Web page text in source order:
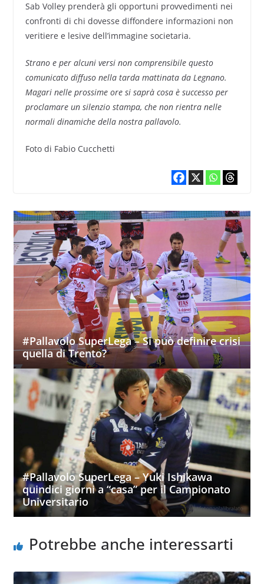
Sab Volley prenderà gli opportuni provvedimenti nei
confronti di chi dovesse diffondere informazioni non
veritiere e lesive dell’immagine societaria.
Strano e per alcuni versi non comprensibile questo
comunicato diffuso nella tarda mattinata da Legnano.
Magari nelle prossime ore si saprà cosa è successo per
proclamare un silenzio stampa, che non rientra nelle
normali dinamiche della nostra pallavolo.
Foto di Fabio Cucchetti
#Pallavolo SuperLega – Si può definire crisi
quella di Trento?
#Pallavolo SuperLega – Yuki Ishikawa
quindici giorni a “casa” per il Campionato
Universitario
Potrebbe anche interessarti